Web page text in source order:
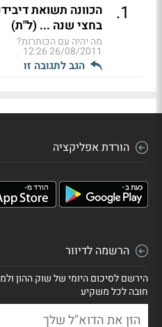
1
.
בחצי שנה ... (ל"ת)
מה יהיה עם הכותרות?
26/08/2011 12:26
הגב לתגובה זו
הורדת אפליקציה
הרשמה לדיוור
הירשם לסיכום היומי של שוק ההון
חובה לכל משקיע